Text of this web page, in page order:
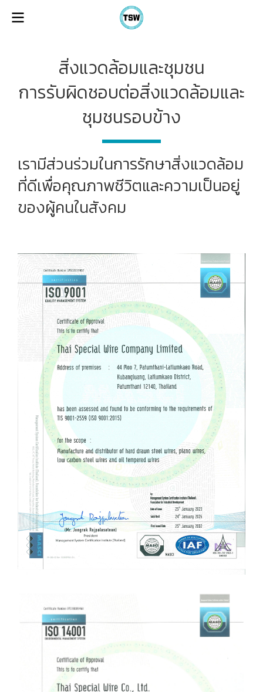
สิ่งแวดล้อมและชุมชน
การรับผิดชอบต่อสิ่งแวดล้อมและ
ชุมชนรอบข้าง
เรามีส่วนร่วมในการรักษาสิ่งแวดล้อม
ที่ดีเพื่อคุณภาพชีวิตและความเป็นอยู่
ของผู้คนในสังคม